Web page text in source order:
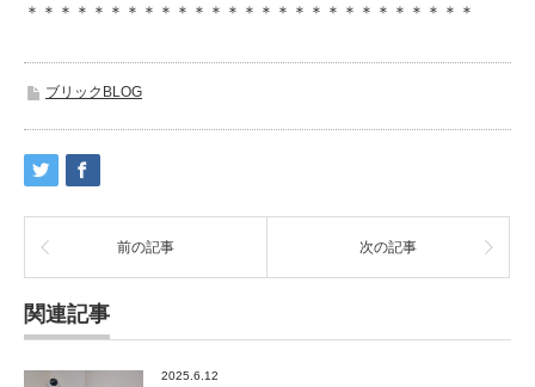
＊＊＊＊＊＊＊＊＊＊＊＊＊＊＊＊＊＊＊＊＊＊＊＊＊＊＊
ブリックBLOG
前の記事 次の記事
関連記事
2025.6.12